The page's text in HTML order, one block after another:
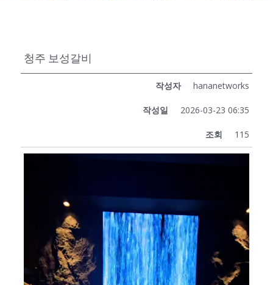
청주 보성갈비
작성자 hananetworks
작성일 2026-03-23 06:35
조회 115